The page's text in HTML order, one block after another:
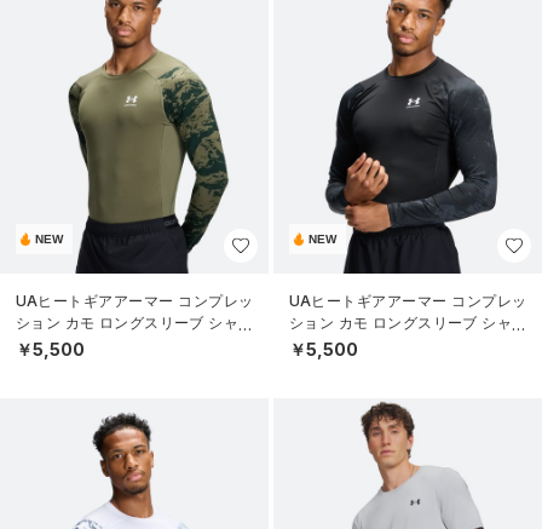
NEW
UAヒートギアアーマー コンプレッ
ション カモ ロングスリーブ シャツ
（トレーニング/MEN）
￥5,500
NEW
UAヒートギアアーマー コンプレッ
ション カモ ロングスリーブ シャツ
（トレーニング/MEN）
￥5,500